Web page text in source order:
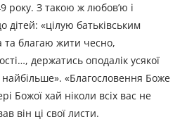
року. З такою ж любов’ю і
дітей: «цілую батьківським
та благаю жити чесно,
держатись оподалік усякої
«Благословення Боже
Божої хай ніколи всіх вас не
він ці свої листи.